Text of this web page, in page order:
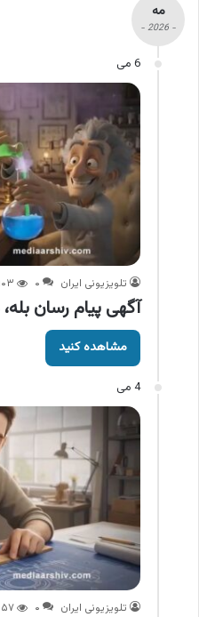
مه
- 2026 -
6 می
تلویزیونی ایران ۰
آگهی پیام رسان
مشاهده کنید
4 می
تلویزیونی ایران ۰ ۵۷